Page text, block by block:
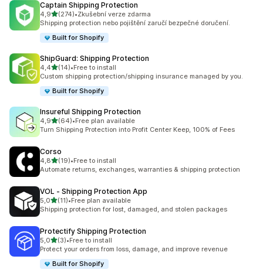
Captain Shipping Protection
4,9z 5 hvězd
(274)
Celkový počet recenzí: 274
•Zkušební verze zdarma
Shipping protection nebo pojištění zaručí bezpečné doručení.
Built for Shopify
ShipGuard: Shipping Protection
4,4z 5 hvězd
(14)
Celkový počet recenzí: 14
•Free to install
Custom shipping protection/shipping insurance managed by you.
Built for Shopify
Insureful Shipping Protection
4,9z 5 hvězd
(64)
Celkový počet recenzí: 64
•Free plan available
Turn Shipping Protection into Profit Center Keep, 100% of Fees
Corso
4,8z 5 hvězd
(19)
Celkový počet recenzí: 19
•Free to install
Automate returns, exchanges, warranties & shipping protection
VOL ‑ Shipping Protection App
5,0z 5 hvězd
(11)
Celkový počet recenzí: 11
•Free plan available
Shipping protection for lost, damaged, and stolen packages
Protectify Shipping Protection
5,0z 5 hvězd
(3)
Celkový počet recenzí: 3
•Free to install
Protect your orders from loss, damage, and improve revenue
Built for Shopify